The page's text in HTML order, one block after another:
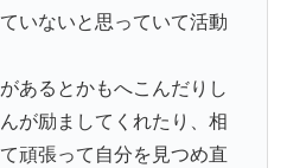
いないと思っていて活動
あるとかもへこんだりし
が励ましてくれたり、相
頑張って自分を見つめ直